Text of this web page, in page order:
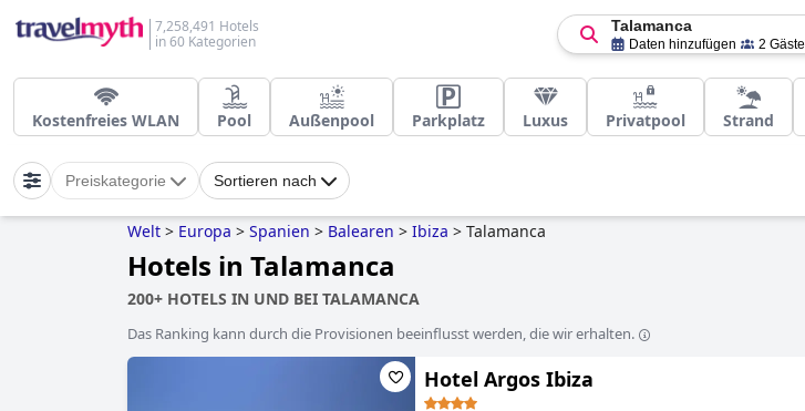
7,258,491 Hotels
in 60 Kategorien
Talamanca
Daten hinzufügen 2 Gäste
Kostenfreies WLAN Pool Außenpool Parkplatz Luxus Privatpool Strand
Preiskategorie Sortieren nach
Welt > Europa > Spanien > Balearen > Ibiza > Talamanca
Hotels in Talamanca
200+ HOTELS IN UND BEI TALAMANCA
Das Ranking kann durch die Provisionen beeinflusst werden, die wir erhalten.
Hotel Argos Ibiza